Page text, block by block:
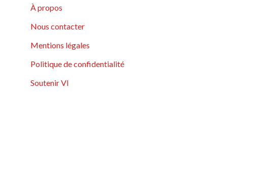
À propos
Nous contacter
Mentions légales
Politique de confidentialité
Soutenir VI